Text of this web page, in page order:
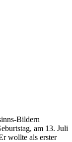
Bildern
am 13. Juli
wollte als erster